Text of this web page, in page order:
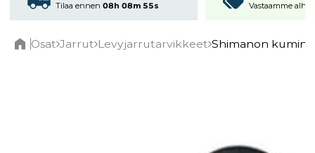
Tilaa ennen 08h 08m 55s
Vastaamme
Osat Jarrut Levyjarrutarvikkeet Shimanon